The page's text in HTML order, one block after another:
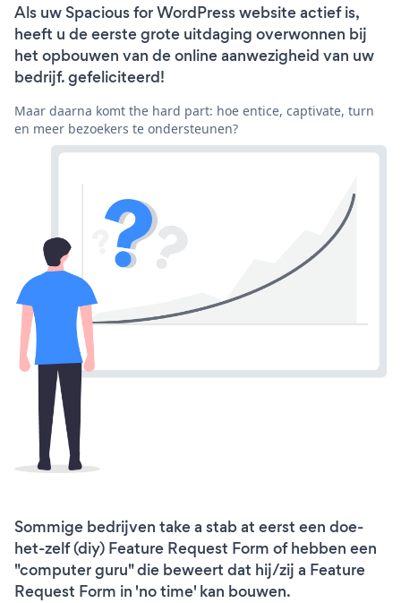
Als uw Spacious for WordPress website actief is,
heeft u de eerste grote uitdaging overwonnen bij
het opbouwen van de online aanwezigheid van uw
bedrijf. gefeliciteerd!
Maar daarna komt the hard part: hoe entice, captivate, turn
en meer bezoekers te ondersteunen?
Sommige bedrijven take a stab at eerst een doe-
het-zelf (diy) Feature Request Form of hebben een
"computer guru" die beweert dat hij/zij a Feature
Request Form in 'no time' kan bouwen.